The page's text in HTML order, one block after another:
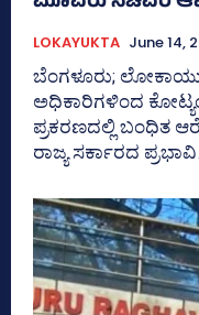
LOKAYUKTA June 14,
ಬೆಂಗಳೂರು;
ಅಧಿಕಾರಿಗಳಿಂದ
ಪ್ರಕರಣದಲ್ಲಿ ಬಂಧಿತ
ರಾಜ್ಯ ಸರ್ಕಾರದ